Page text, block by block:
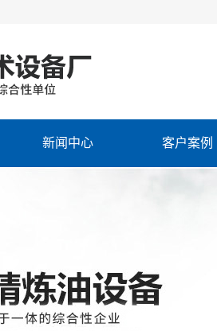
新闻中心 客户案例